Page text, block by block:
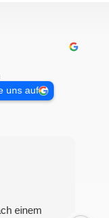
uns auf
einem